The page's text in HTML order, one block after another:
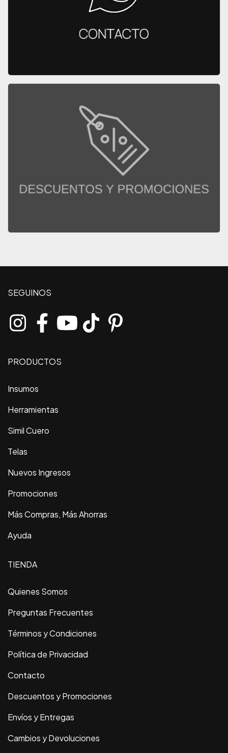
SEGUINOS
PRODUCTOS
Insumos
Herramientas
Simil Cuero
Telas
Nuevos Ingresos
Promociones
Más Compras, Más Ahorras
Ayuda
TIENDA
Quienes Somos
Preguntas Frecuentes
Términos y Condiciones
Política de Privacidad
Contacto
Descuentos y Promociones
Envíos y Entregas
Cambios y Devoluciones